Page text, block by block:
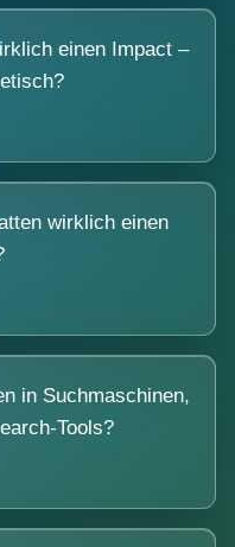
einen Impact –
wirklich einen
in Suchmaschinen,
Tools?